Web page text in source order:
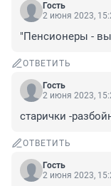
Гость
2 июня 2023,
"Пенсионеры -
ОТВЕТИТЬ
Гость
2 июня 2023,
старички -
ОТВЕТИТЬ
Гость
2 июня 2023,